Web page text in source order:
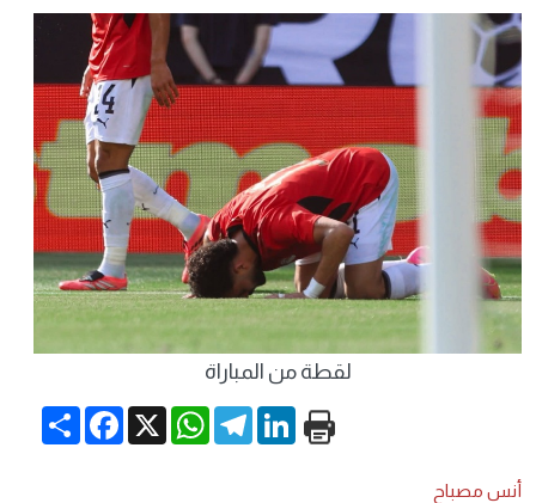
لقطة من المباراة
Share
Facebook X
WhatsApp
TelegramLinkedIn
أنس مصباح